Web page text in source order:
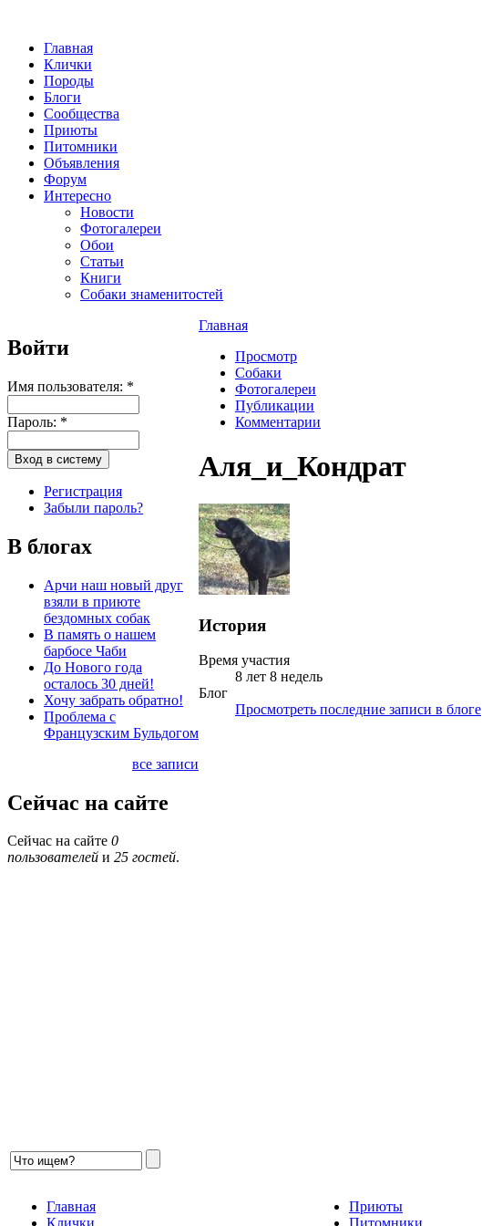
Главная
Клички
Породы
Блоги
Сообщества
Приюты
Питомники
Объявления
Форум
Интересно
Новости
Фотогалереи
Обои
Статьи
Книги
Собаки знаменитостей
Войти
Имя пользователя: *
Пароль: *
Регистрация
Забыли пароль?
В блогах
Арчи наш новый друг
взяли в приюте
бездомных собак
В память о нашем
барбосе Чаби
До Нового года
осталось 30 дней!
Хочу забрать обратно!
Проблема с
Французским Бульдогом
все записи
Сейчас на сайте
Сейчас на сайте 0
пользователей и 25 гостей.
Главная
Просмотр
Собаки
Фотогалереи
Публикации
Комментарии
Аля_и_Кондрат
История
Время участия
8 лет 8 недель
Блог
Просмотреть последние записи в блоге
Главная
Клички
Приюты
Питомники